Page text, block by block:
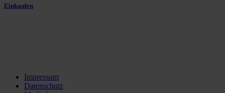
Einkaufen
Impressum
Datenschutz